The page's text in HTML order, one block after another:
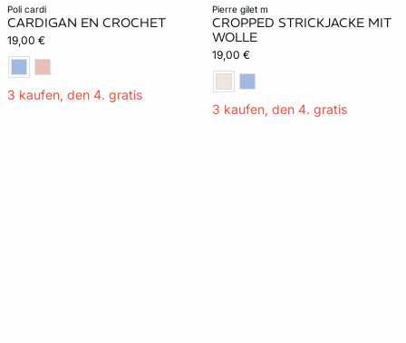
poli cardi
CARDIGAN EN CROCHET
19,00 €
3 kaufen, den 4. gratis
pierre gilet m
CROPPED STRICKJACKE MIT
WOLLE
19,00 €
3 kaufen, den 4. gratis